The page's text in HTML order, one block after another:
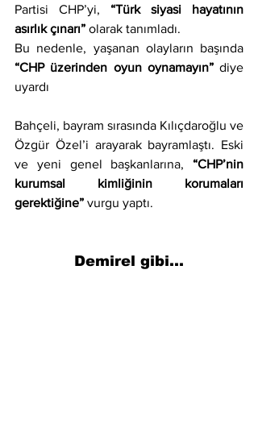
Partisi CHP’yi, “Türk siyasi hayatının
asırlık çınarı” olarak tanımladı.
“CHP üzerinden oyun oynamayın” diye
uyardı
Bahçeli, bayram sırasında Kılıçdaroğlu ve
Özgür Özel’i arayarak bayramlaştı. Eski
ve yeni genel başkanlarına, “CHP’nin
kurumsal kimliğinin korumaları
gerektiğine” vurgu yaptı.
Demirel gibi…